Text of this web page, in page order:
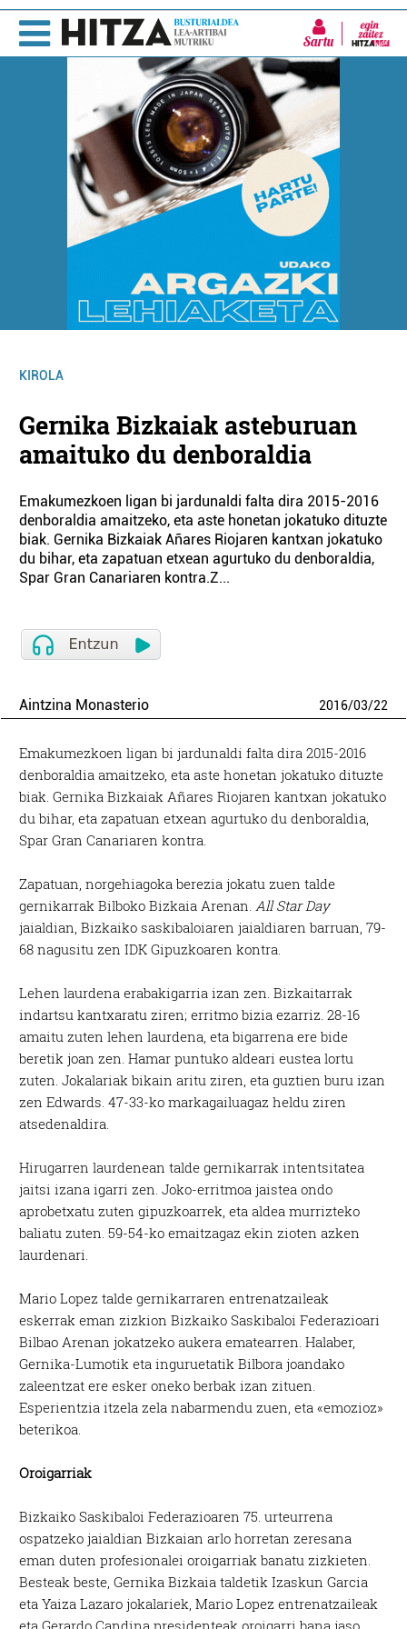
Sartu
KIROLA
Gernika Bizkaiak asteburuan
amaituko du denboraldia
Emakumezkoen ligan bi jardunaldi falta dira 2015-2016
denboraldia amaitzeko, eta aste honetan jokatuko dituzte
biak. Gernika Bizkaiak Añares Riojaren kantxan jokatuko
du bihar, eta zapatuan etxean agurtuko du denboraldia,
Spar Gran Canariaren kontra.Z...
Aintzina Monasterio 2016/03/22
Emakumezkoen ligan bi jardunaldi falta dira 2015-2016
denboraldia amaitzeko, eta aste honetan jokatuko dituzte
biak. Gernika Bizkaiak Añares Riojaren kantxan jokatuko
du bihar, eta zapatuan etxean agurtuko du denboraldia,
Spar Gran Canariaren kontra.
Zapatuan, norgehiagoka berezia jokatu zuen talde
gernikarrak Bilboko Bizkaia Arenan.All Star Day
jaialdian, Bizkaiko saskibaloiaren jaialdiaren barruan, 79-
68 nagusitu zen IDK Gipuzkoaren kontra.
Lehen laurdena erabakigarria izan zen. Bizkaitarrak
indartsu kantxaratu ziren; erritmo bizia ezarriz. 28-16
amaitu zuten lehen laurdena, eta bigarrena ere bide
beretik joan zen. Hamar puntuko aldeari eustea lortu
zuten. Jokalariak bikain aritu ziren, eta guztien buru izan
zen Edwards. 47-33-ko markagailuagaz heldu ziren
atsedenaldira.
Hirugarren laurdenean talde gernikarrak intentsitatea
jaitsi izana igarri zen. Joko-erritmoa jaistea ondo
aprobetxatu zuten gipuzkoarrek, eta aldea murrizteko
baliatu zuten. 59-54-ko emaitzagaz ekin zioten azken
laurdenari.
Mario Lopez talde gernikarraren entrenatzaileak
eskerrak eman zizkion Bizkaiko Saskibaloi Federazioari
Bilbao Arenan jokatzeko aukera ematearren. Halaber,
Gernika-Lumotik eta inguruetatik Bilbora joandako
zaleentzat ere esker oneko berbak izan zituen.
Esperientzia itzela zela nabarmendu zuen, eta «emozioz»
beterikoa.
Oroigarriak
Bizkaiko Saskibaloi Federazioaren 75. urteurrena
ospatzeko jaialdian Bizkaian arlo horretan zeresana
eman duten profesionalei oroigarriak banatu zizkieten.
Besteak beste, Gernika Bizkaia taldetik Izaskun Garcia
eta Yaiza Lazaro jokalariek, Mario Lopez entrenatzaileak
eta Gerardo Candina presidenteak oroigarri bana jaso